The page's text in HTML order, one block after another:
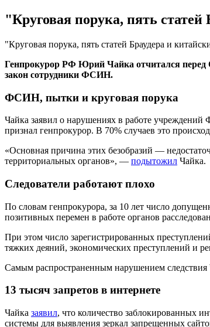
"Круговая порука, пять
"Круговая порука, пять статей Браудера и
Генпрокурор РФ Юрий Чайка отчитался перед
закон сотрудники ФСИН.
ФСИН, пытки и круговая порука
Чайка заявил о нарушениях в работе
признал генпрокурор. В 70% случаев это
«Основная причина этих безобразий —
территориальных органов», — подытожил Чайка.
Следователи работают плохо
По словам генпрокурора, за 10 лет число
позитивных перемен в работе органов
При этом число зарегистрированных
тяжких деяний, экономических преступлений и
Самым распространенным нарушением следствия
13 тысяч запретов в интернете
Чайка заявил, что количество заблокированных
системы для выявления зеркал запрещенных